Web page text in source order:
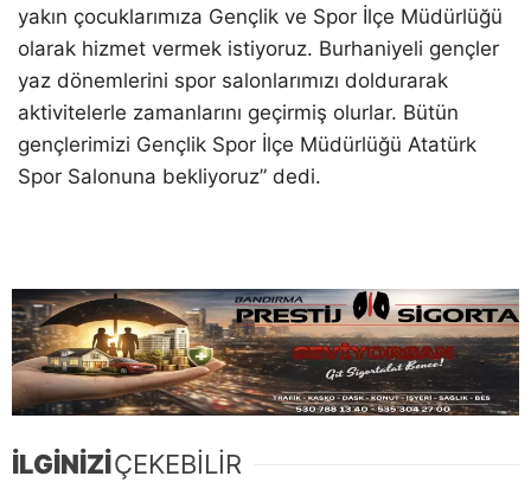
yakın çocuklarımıza Gençlik ve Spor İlçe Müdürlüğü
olarak hizmet vermek istiyoruz. Burhaniyeli gençler
yaz dönemlerini spor salonlarımızı doldurarak
aktivitelerle zamanlarını geçirmiş olurlar. Bütün
gençlerimizi Gençlik Spor İlçe Müdürlüğü Atatürk
Spor Salonuna bekliyoruz” dedi.
İLGİNİZİÇEKEBİLİR